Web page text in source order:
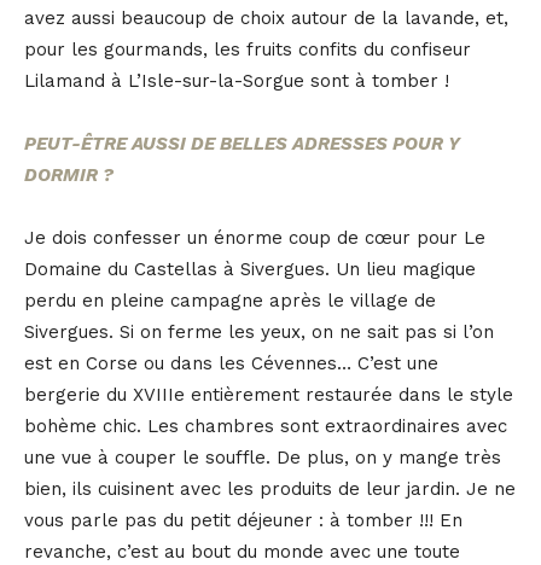
avez aussi beaucoup de choix autour de la lavande, et,
pour les gourmands, les fruits confits du confiseur
Lilamand à L’Isle-sur-la-Sorgue sont à tomber !
PEUT-ÊTRE AUSSI DE BELLES ADRESSES POUR Y
DORMIR ?
Je dois confesser un énorme coup de cœur pour Le
Domaine du Castellas à Sivergues. Un lieu magique
perdu en pleine campagne après le village de
Sivergues. Si on ferme les yeux, on ne sait pas si l’on
est en Corse ou dans les Cévennes… C’est une
bergerie du XVIIIe entièrement restaurée dans le style
bohème chic. Les chambres sont extraordinaires avec
une vue à couper le souffle. De plus, on y mange très
bien, ils cuisinent avec les produits de leur jardin. Je ne
vous parle pas du petit déjeuner : à tomber !!! En
revanche, c’est au bout du monde avec une toute